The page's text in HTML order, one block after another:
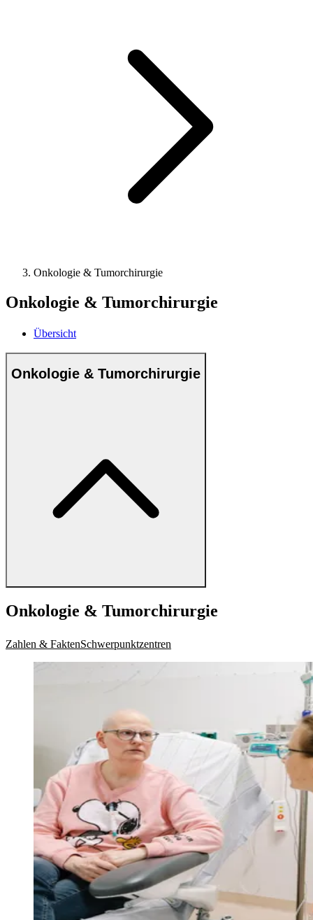
Onkologie & Tumorchirurgie
Onkologie & Tumorchirurgie
Übersicht
Onkologie & Tumorchirurgie
Onkologie & Tumorchirurgie
Zahlen & FaktenSchwerpunktzentren